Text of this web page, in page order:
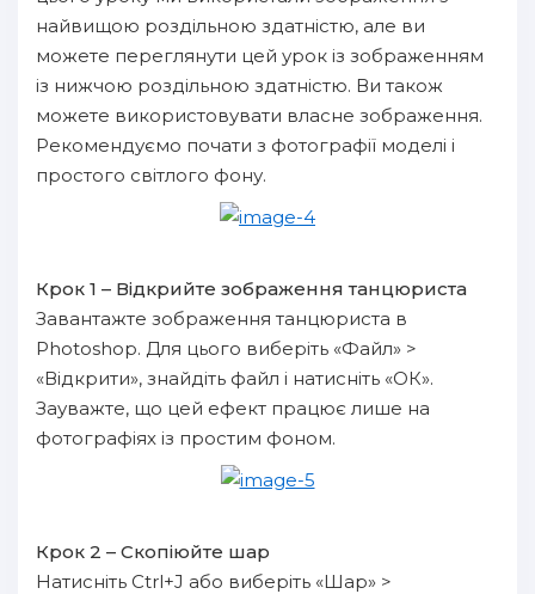
найвищою роздільною здатністю, але ви
можете переглянути цей урок із зображенням
із нижчою роздільною здатністю. Ви також
можете використовувати власне зображення.
Рекомендуємо почати з фотографії моделі і
простого світлого фону.
Крок 1 – Відкрийте зображення танцюриста
Завантажте зображення танцюриста в
Photoshop. Для цього виберіть «Файл» >
«Відкрити», знайдіть файл і натисніть «ОК».
Зауважте, що цей ефект працює лише на
фотографіях із простим фоном.
Крок 2 – Скопіюйте шар
Натисніть Ctrl+J або виберіть «Шар» >